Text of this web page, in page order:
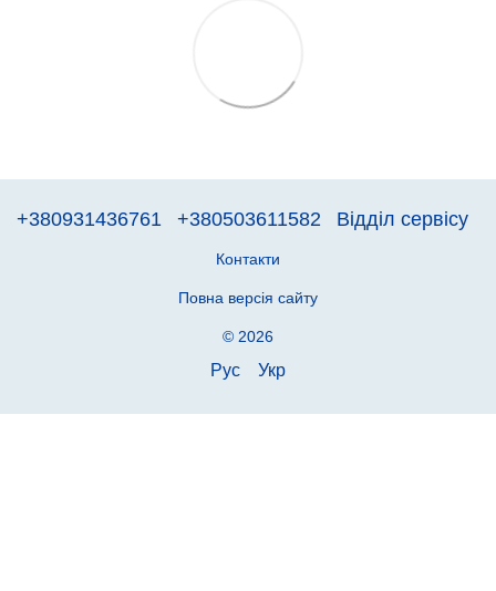
+380931436761 +380503611582 Відділ сервісу
Контакти
Повна версія сайту
© 2026
Рус Укр